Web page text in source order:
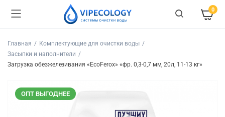
0
Главная
Комплектующие для очистки воды
Засыпки и наполнители
Загрузка обезжелезивания «EcoFerox» «фр. 0,3-0,7 мм, 20л, 11-13 кг»
ОПТ ВЫГОДНЕЕ